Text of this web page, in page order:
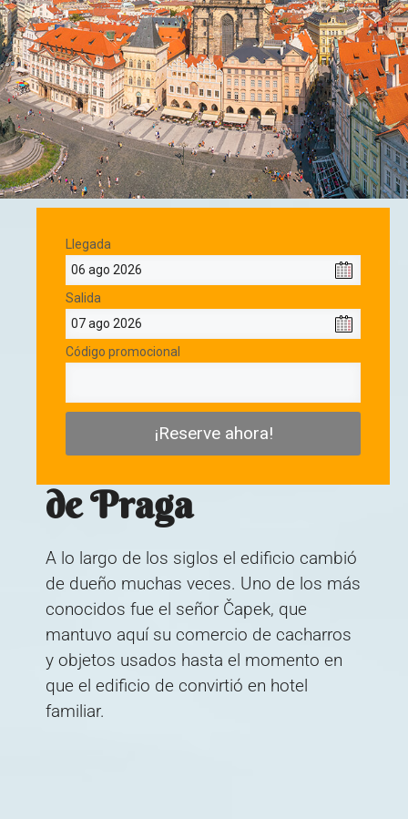
Llegada
Salida
Código promocional
¡Reserve ahora!
Hotel Černý Slon
de Praga
A lo largo de los siglos el edificio cambió
de dueño muchas veces. Uno de los más
conocidos fue el señor Čapek, que
mantuvo aquí su comercio de cacharros
y objetos usados hasta el momento en
que el edificio de convirtió en hotel
familiar.